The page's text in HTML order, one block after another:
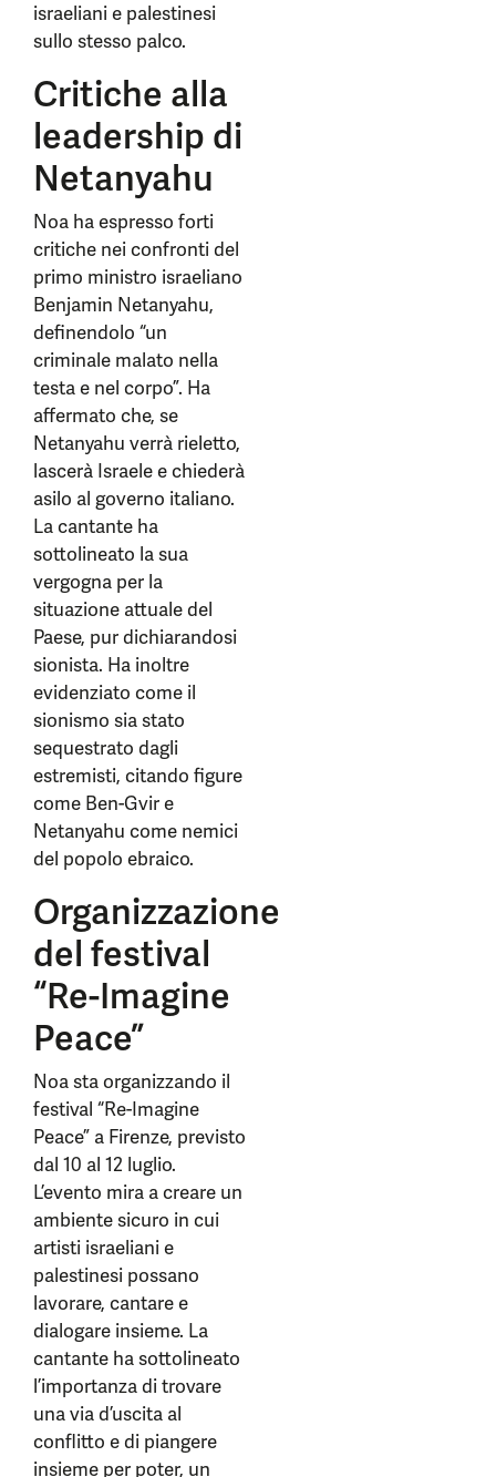
israeliani e palestinesi
sullo stesso palco.
Critiche alla
leadership di
Netanyahu
Noa ha espresso forti
critiche nei confronti del
primo ministro israeliano
Benjamin Netanyahu,
definendolo “un
criminale malato nella
testa e nel corpo”. Ha
affermato che, se
Netanyahu verrà rieletto,
lascerà Israele e chiederà
asilo al governo italiano.
La cantante ha
sottolineato la sua
vergogna per la
situazione attuale del
Paese, pur dichiarandosi
sionista. Ha inoltre
evidenziato come il
sionismo sia stato
sequestrato dagli
estremisti, citando figure
come Ben-Gvir e
Netanyahu come nemici
del popolo ebraico.
Organizzazione
del festival
“Re-Imagine
Peace”
Noa sta organizzando il
festival “Re-Imagine
Peace” a Firenze, previsto
dal 10 al 12 luglio.
L’evento mira a creare un
ambiente sicuro in cui
artisti israeliani e
palestinesi possano
lavorare, cantare e
dialogare insieme. La
cantante ha sottolineato
l’importanza di trovare
una via d’uscita al
conflitto e di piangere
insieme per poter, un